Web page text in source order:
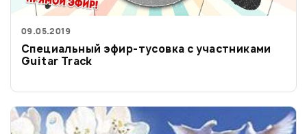
09.05.2019
Специальный эфир-тусовка с участниками
Guitar Track